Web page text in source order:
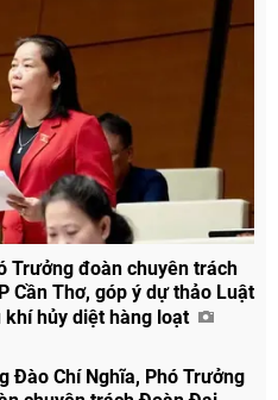
Trưởng đoàn chuyên trách
Cần Thơ, góp ý dự thảo Luật
khí hủy diệt hàng loạt
Đào Chí Nghĩa, Phó Trưởng